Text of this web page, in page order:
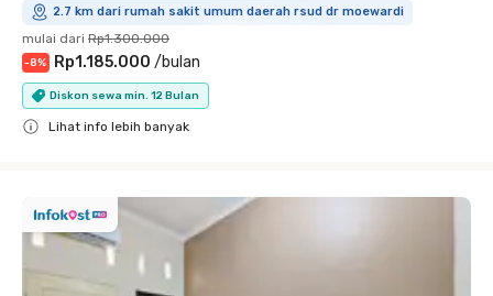
2.7 km dari rumah sakit umum daerah rsud dr moewardi
mulai dari Rp1.300.000
-8% Rp1.185.000 /bulan
Diskon sewa min. 12 Bulan
Lihat info lebih banyak